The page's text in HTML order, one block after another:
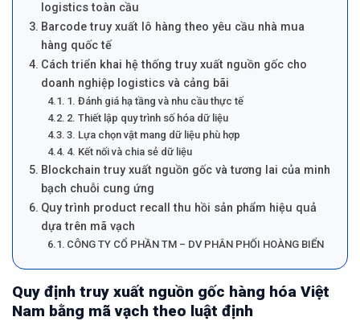
logistics toàn cầu
Barcode truy xuất lô hàng theo yêu cầu nhà mua
hàng quốc tế
Cách triển khai hệ thống truy xuất nguồn gốc cho
doanh nghiệp logistics và cảng bãi
1. Đánh giá hạ tầng và nhu cầu thực tế
2. Thiết lập quy trình số hóa dữ liệu
3. Lựa chọn vật mang dữ liệu phù hợp
4. Kết nối và chia sẻ dữ liệu
Blockchain truy xuất nguồn gốc và tương lai của minh
bạch chuỗi cung ứng
Quy trình product recall thu hồi sản phẩm hiệu quả
dựa trên mã vạch
CÔNG TY CỔ PHẦN TM – DV PHÂN PHỐI HOÀNG BIỂN
Quy định truy xuất nguồn gốc hàng hóa Việt
Nam bằng mã vạch theo luật định